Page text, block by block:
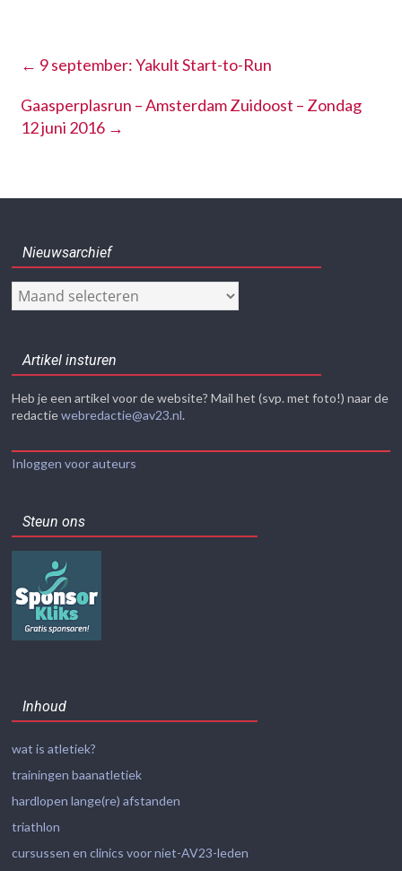
← 9 september: Yakult Start-to-Run
Gaasperplasrun – Amsterdam Zuidoost – Zondag
12 juni 2016 →
Nieuwsarchief
Nieuwsarchief
Artikel insturen
Heb je een artikel voor de website? Mail het (svp. met foto!) naar de
redactiewebredactie@av23.nl.
Inloggen voor auteurs
Steun ons
Inhoud
wat is atletiek?
trainingen baanatletiek
hardlopen lange(re) afstanden
triathlon
cursussen en clinics voor niet-AV23-leden